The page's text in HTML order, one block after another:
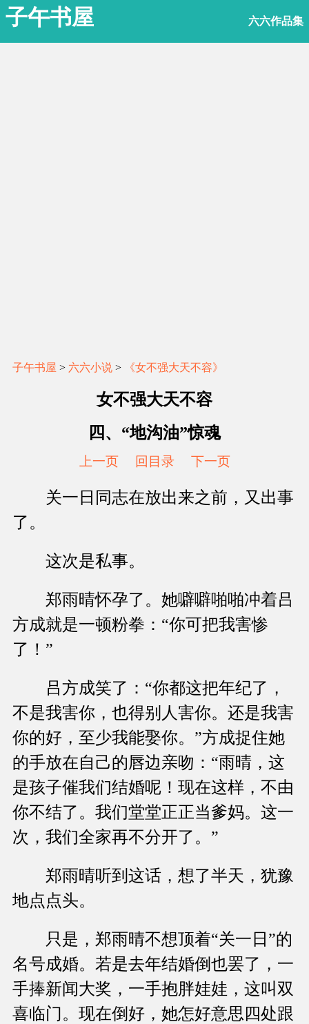
子午书屋 六六作品集
子午书屋 > 六六小说 > 《女不强大天不容》
女不强大天不容
四、“地沟油”惊魂
上一页 回目录 下一页
关一日同志在放出来之前，又出事
了。
这次是私事。
郑雨晴怀孕了。她噼噼啪啪冲着吕
方成就是一顿粉拳：“你可把我害惨
了！”
吕方成笑了：“你都这把年纪了，
不是我害你，也得别人害你。还是我害
你的好，至少我能娶你。”方成捉住她
的手放在自己的唇边亲吻：“雨晴，这
是孩子催我们结婚呢！现在这样，不由
你不结了。我们堂堂正正当爹妈。这一
次，我们全家再不分开了。”
郑雨晴听到这话，想了半天，犹豫
地点点头。
只是，郑雨晴不想顶着“关一日”的
名号成婚。若是去年结婚倒也罢了，一
手捧新闻大奖，一手抱胖娃娃，这叫双
喜临门。现在倒好，她怎好意思四处跟